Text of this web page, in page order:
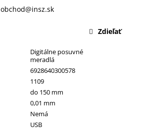
obchod@insz.sk
Digitálne posuvné
meradlá
6928640300578
1109
do 150 mm
0,01 mm
Nemá
USB
Zdieľať